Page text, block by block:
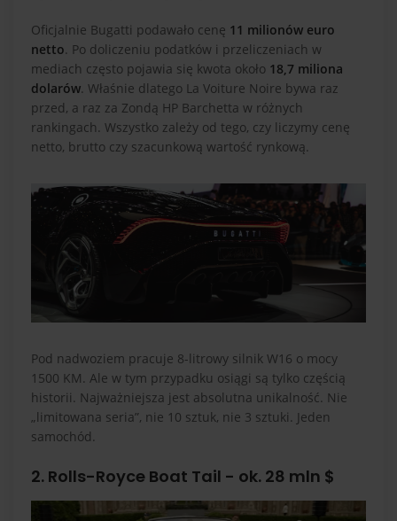
Oficjalnie Bugatti podawało cenę 11 milionów euro
netto. Po doliczeniu podatków i przeliczeniach w
mediach często pojawia się kwota około 18,7 miliona
dolarów. Właśnie dlatego La Voiture Noire bywa raz
przed, a raz za Zondą HP Barchetta w różnych
rankingach. Wszystko zależy od tego, czy liczymy cenę
netto, brutto czy szacunkową wartość rynkową.
Pod nadwoziem pracuje 8-litrowy silnik W16 o mocy
1500 KM. Ale w tym przypadku osiągi są tylko częścią
historii. Najważniejsza jest absolutna unikalność. Nie
„limitowana seria”, nie 10 sztuk, nie 3 sztuki. Jeden
samochód.
2. Rolls-Royce Boat Tail - ok. 28 mln $